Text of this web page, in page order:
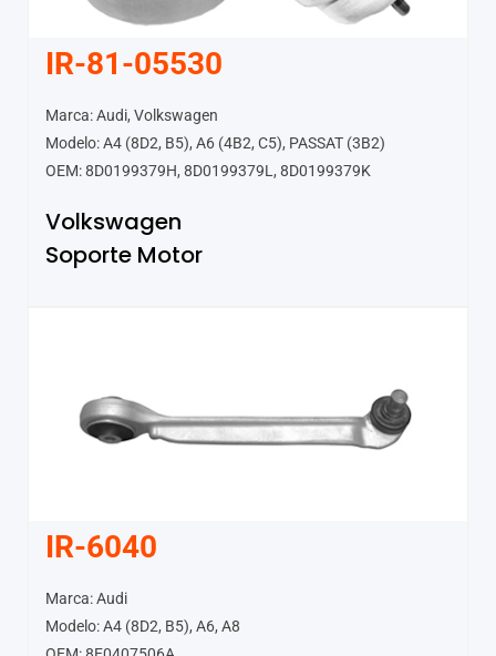
IR-81-05530
Marca: Audi, Volkswagen
Modelo: A4 (8D2, B5), A6 (4B2, C5), PASSAT (3B2)
OEM: 8D0199379H, 8D0199379L, 8D0199379K
Volkswagen
Soporte Motor
IR-6040
Marca: Audi
Modelo: A4 (8D2, B5), A6, A8